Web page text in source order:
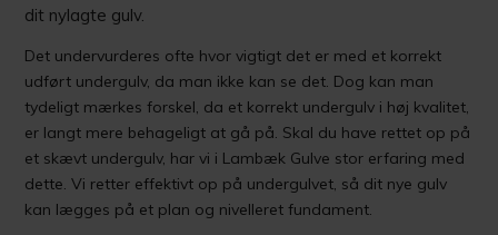
dit nylagte gulv.
Det undervurderes ofte hvor vigtigt det er med et korrekt
udført undergulv, da man ikke kan se det. Dog kan man
tydeligt mærkes forskel, da et korrekt undergulv i høj kvalitet,
er langt mere behageligt at gå på. Skal du have rettet op på
et skævt undergulv, har vi i Lambæk Gulve stor erfaring med
dette. Vi retter effektivt op på undergulvet, så dit nye gulv
kan lægges på et plan og nivelleret fundament.